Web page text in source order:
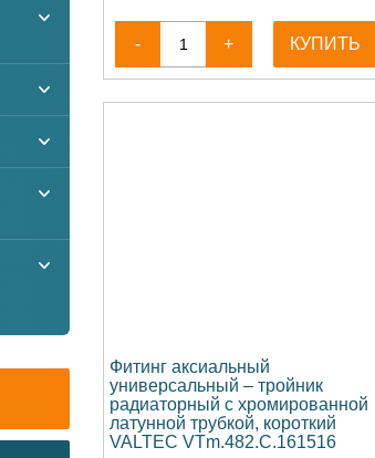
- + КУПИТЬ
Фитинг аксиальный
универсальный – тройник
радиаторный с хромированной
латунной трубкой, короткий
VALTEC VTm.482.C.161516